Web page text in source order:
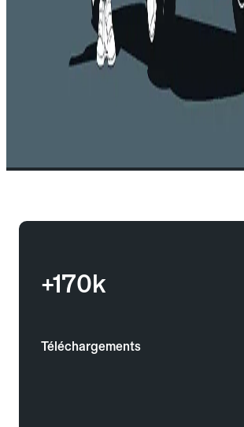
+170k
Téléchargements